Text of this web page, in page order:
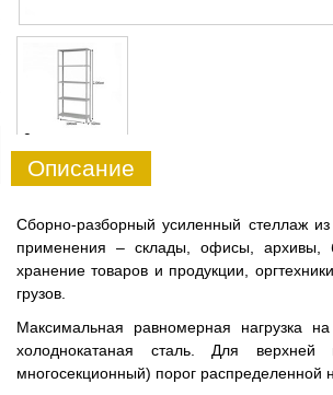
0
Описание
Сборно-разборный усиленный стеллаж
применения – склады, офисы, архивы,
хранение товаров и продукции,
грузов.
Максимальная равномерная нагрузка
холоднокатаная сталь. Для
многосекционный) порог распределенной